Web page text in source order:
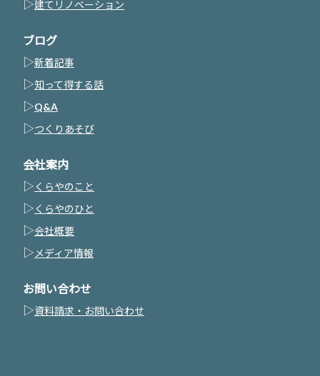
▷建てリノベーション
ブログ
▷新着記事
▷知って得する話
▷Q&A
▷つくりあそび
会社案内
▷ くらやのこと
▷ くらやのひと
▷会社概要
▷ メディア情報
お問い合わせ
▷資料請求・お問い合わせ